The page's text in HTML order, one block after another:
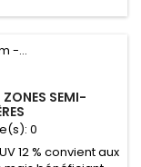
SEMI-
0
12 % convient aux